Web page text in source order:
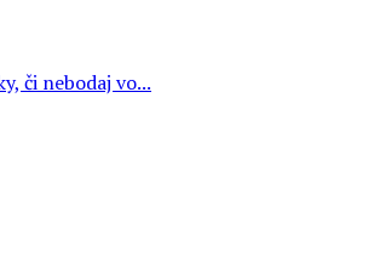
či nebodaj vo...